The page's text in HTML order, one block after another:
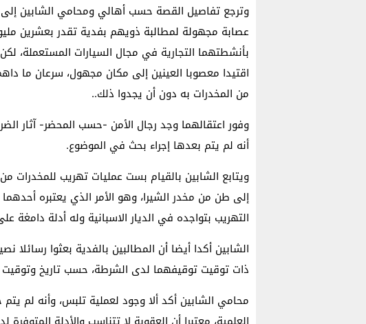
وترجع تفاصيل القصة حسب أهالي ومحامي الشابين
عصابة مجهولة لمطالبة ذويهم بفدية تقدر بعشرين
بأنشطتهما التجارية في مجال السيارات المستعملة،
اقتيدا معصوبا العينين إلى مكان مجهول، سرعان ما
من المخدرات به دون أن يجدوا ذلك..
وفور اعتقالهما وجد رجال الأمن -حسب المحضر- آثار
أنه لم يتم بعدها إجراء بحث في الموضوع.
إلى طن من مخدر الشيرا، وهو الأمر الذي يعتبره
التهريب بتواجده في الديار الاسبانية وله أدلة دامغة
الشابين أكدا أيضا أن المطالبين بالفدية بعثوا
ذات توقيت توقيفهما لدى الشرطة، حسب تاريخ وتوقيت
محامي الشابين أكد ألا وجود لعملية تلبس، وأنه لم